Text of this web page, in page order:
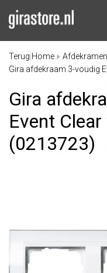
Terug Home Afdekramen
Gira afdekraam 3-voudig
Gira
Event
(0213723)